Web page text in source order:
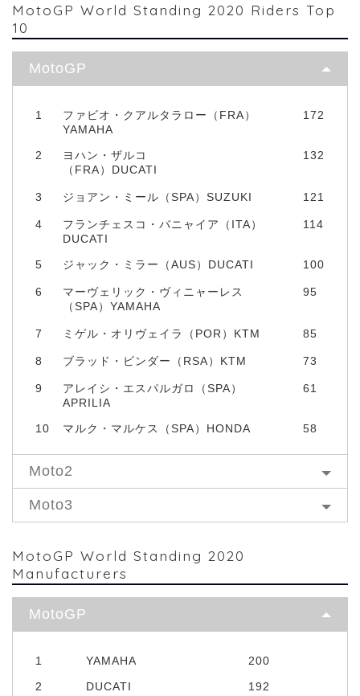
MotoGP World Standing 2020 Riders Top
10
MotoGP
1
ファビオ・クアルタラロー（FRA）
YAMAHA
172
2
ヨハン・ザルコ
（FRA）DUCATI
132
3 ジョアン・ミール（SPA）SUZUKI 121
4
フランチェスコ・バニャイア（ITA）
DUCATI
114
5 ジャック・ミラー（AUS）DUCATI 100
6
マーヴェリック・ヴィニャーレス
（SPA）YAMAHA
95
7 ミゲル・オリヴェイラ（POR）KTM 85
8 ブラッド・ビンダー（RSA）KTM 73
9
アレイシ・エスパルガロ（SPA）
APRILIA
61
10 マルク・マルケス（SPA）HONDA 58
Moto2
Moto3
MotoGP World Standing 2020
Manufacturers
MotoGP
1 YAMAHA
200
2
DUCATI 192